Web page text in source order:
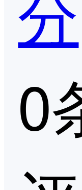
0